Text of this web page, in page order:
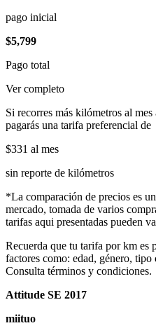
pago inicial
$5,799
Pago total
Ver completo
Si recorres más kilómetros al
pagarás una tarifa preferencial de
$331 al mes
sin reporte de kilómetros
*La comparación de precios es
mercado, tomada de varios
tarifas aqui presentadas pueden
Recuerda que tu tarifa por km es
factores como: edad, género,
Consulta términos y condiciones.
Attitude SE 2017
miituo